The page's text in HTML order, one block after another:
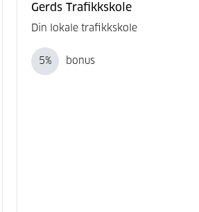
Gerds Trafikkskole
Din lokale trafikkskole
5% bonus